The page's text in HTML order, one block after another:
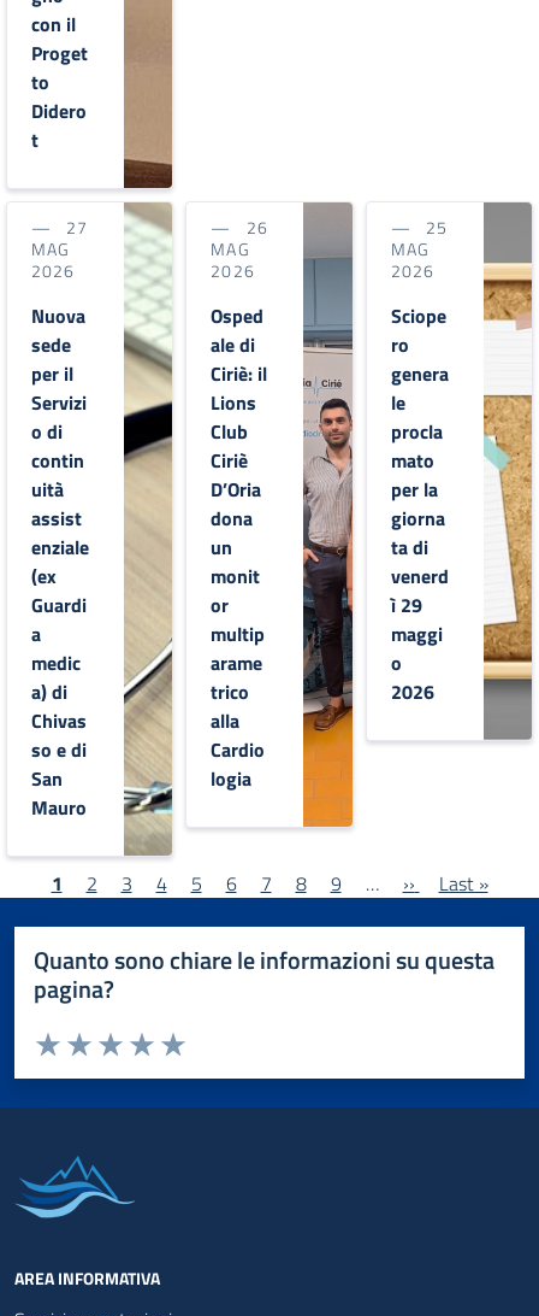
con il
Proget
to
Didero
t
27
MAG
2026
Nuova
sede
per il
Servizi
o di
contin
uità
assist
enziale
(ex
Guardi
a
medic
a) di
Chivas
so e di
San
Mauro
26
MAG
2026
Osped
ale di
Ciriè: il
Lions
Club
Ciriè
D’Oria
dona
un
monit
or
multip
arame
trico
alla
Cardio
logia
25
MAG
2026
Sciope
ro
genera
le
procla
mato
per la
giorna
ta di
venerd
ì 29
maggi
o
2026
Pagination
Current page
1 Page
2 Page
3 Page
4 Page
5 Page
6 Page
7 Page
8 Page
9 … Next page
›› Last page
Last »
Quanto sono chiare le informazioni su questa
pagina?
Valuta da 1 a 5 stelle la pagina
Valuta 5 stelle su 5
Valuta 4 stelle su 5
Valuta 3 stelle su 5
Valuta 2 stelle su 5
Valuta 1 stelle su 5
AREA INFORMATIVA